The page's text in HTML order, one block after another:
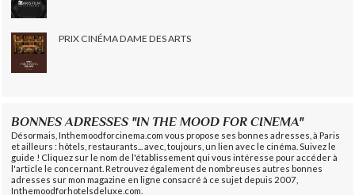
PRIX CINÉMA DAME DES ARTS
BONNES ADRESSES "IN THE MOOD FOR CINEMA"
Désormais, Inthemoodforcinema.com vous propose ses bonnes adresses, à Paris
et ailleurs : hôtels, restaurants... avec, toujours, un lien avec le cinéma. Suivez le
guide ! Cliquez sur le nom de l'établissement qui vous intéresse pour accéder à
l'article le concernant. Retrouvez également de nombreuses autres bonnes
adresses sur mon magazine en ligne consacré à ce sujet depuis 2007,
Inthemoodforhotelsdeluxe.com.